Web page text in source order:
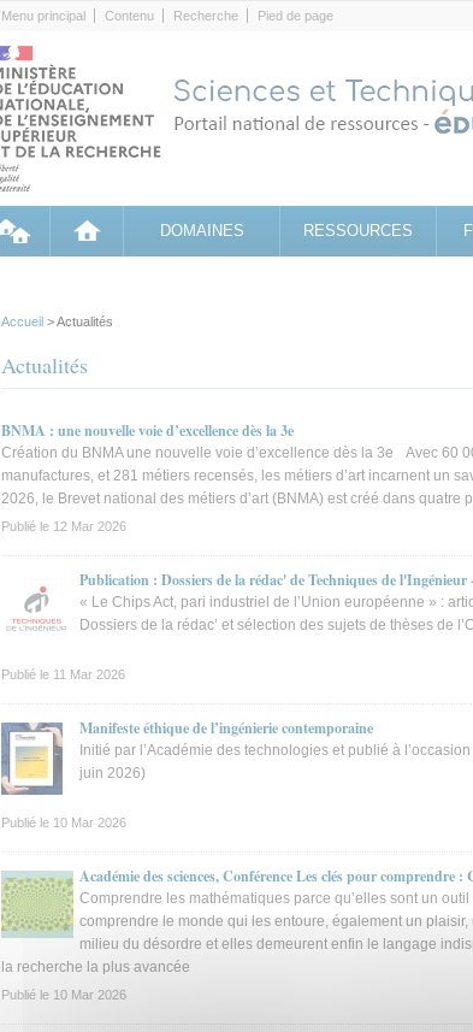
Menu principal Contenu Recherche Pied de page
DOMAINES RESSOURCES
Accueil > Actualités
Actualités
BNMA : une nouvelle voie d’excellence dès la 3e
Création du BNMA une nouvelle voie d’excellence dès la 3e Avec 60
manufactures, et 281 métiers recensés, les métiers d’art incarnent un
2026, le Brevet national des métiers d’art (BNMA) est créé dans quatre
Publié le 12 Mar 2026
Publication : Dossiers de la rédac' de Techniques de l'Ingénieur
« Le Chips Act, pari industriel de l’Union européenne » :
Dossiers de la rédac’ et sélection des sujets de thèses de
Publié le 11 Mar 2026
Manifeste éthique de l’ingénierie contemporaine
Initié par l’Académie des technologies et publié à
juin 2026)
Publié le 10 Mar 2026
Académie des sciences, Conférence Les clés pour
Comprendre les mathématiques parce qu’elles sont un
comprendre le monde qui les entoure, également un plaisir,
milieu du désordre et elles demeurent enfin le langage
la recherche la plus avancée
Publié le 10 Mar 2026